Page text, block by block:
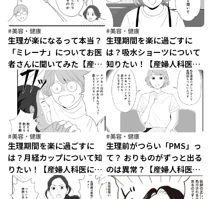
#美容・健康
生理が楽になるって本当？
「ミレーナ」についてお医
者さんに聞いてみた【産婦
人科医に聞く わたしとカラ
ダの選択肢】（5）
#美容・健康
生理期間を楽に過ごすに
は？吸水ショーツについて
知りたい！【産婦人科医に
聞く わたしとカラダの選択
肢】（4）
#美容・健康
生理期間を楽に過ごすに
は？月経カップについて知
りたい！【産婦人科医に聞
く わたしとカラダの選択
肢】（3）
#美容・健康
生理前がつらい「PMS」っ
て？ おりものがずっと出る
のは異常？【産婦人科医に
聞く わたしとカラダの選択
肢】（2）